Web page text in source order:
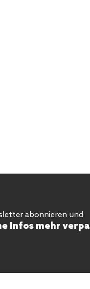
abonnieren und
Infos mehr